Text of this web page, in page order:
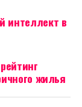
интеллект в
жилья